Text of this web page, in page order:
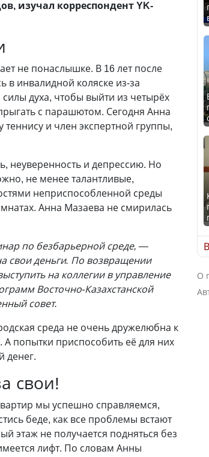
изучал корреспондент YK-
не понаслышке. В 16 лет после
в инвалидной коляске из-за
духа, чтобы выйти из четырёх
с парашютом. Сегодня Анна
и член экспертной группы,
неуверенность и депрессию. Но
не менее талантливые,
неприспособленной среды
Анна Мазаева не смирилась
по безбарьерной среде, —
свои деньги. По возвращении
на коллегии в управление
Восточно-Казахстанской
совет.
среда не очень дружелюбна к
попытки приспособить её для них
денег.
свои!
мы успешно справляемся,
беде, как все проблемы встают
этаж не получается подняться без
лифт. По словам Анны
О